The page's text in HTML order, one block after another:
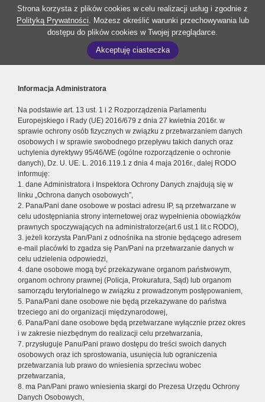
Strona korzysta z plików cookies w celu realizacji usług i zgodnie z
Polityką Prywatności. Możesz określić warunki przechowywania lub
dostępu do plików cookies w Twojej przeglądarce.
Akceptuję ciasteczka
Informacja Administratora
Na podstawie art. 13 ust. 1 i 2 Rozporządzenia Parlamentu
Europejskiego i Rady (UE) 2016/679 z dnia 27 kwietnia 2016r. w
sprawie ochrony osób fizycznych w związku z przetwarzaniem danych
osobowych i w sprawie swobodnego przepływu takich danych oraz
uchylenia dyrektywy 95/46/WE (ogólne rozporządzenie o ochronie
danych), Dz. U. UE. L. 2016.119.1 z dnia 4 maja 2016r., dalej RODO
informuję:
1. dane Administratora i Inspektora Ochrony Danych znajdują się w
linku „Ochrona danych osobowych”,
2. Pana/Pani dane osobowe w postaci adresu IP, są przetwarzane w
celu udostępniania strony internetowej oraz wypełnienia obowiązków
prawnych spoczywających na administratorze(art.6 ust.1 lit.c RODO),
3. jeżeli korzysta Pan/Pani z odnośnika na stronie będącego adresem
e-mail placówki to zgadza się Pan/Pani na przetwarzanie danych w
celu udzielenia odpowiedzi,
4. dane osobowe mogą być przekazywane organom państwowym,
organom ochrony prawnej (Policja, Prokuratura, Sąd) lub organom
samorządu terytorialnego w związku z prowadzonym postępowaniem,
5. Pana/Pani dane osobowe nie będą przekazywane do państwa
trzeciego ani do organizacji międzynarodowej,
6. Pana/Pani dane osobowe będą przetwarzane wyłącznie przez okres
i w zakresie niezbędnym do realizacji celu przetwarzania,
7. przysługuje Panu/Pani prawo dostępu do treści swoich danych
osobowych oraz ich sprostowania, usunięcia lub ograniczenia
przetwarzania lub prawo do wniesienia sprzeciwu wobec
przetwarzania,
8. ma Pan/Pani prawo wniesienia skargi do Prezesa Urzędu Ochrony
Danych Osobowych,